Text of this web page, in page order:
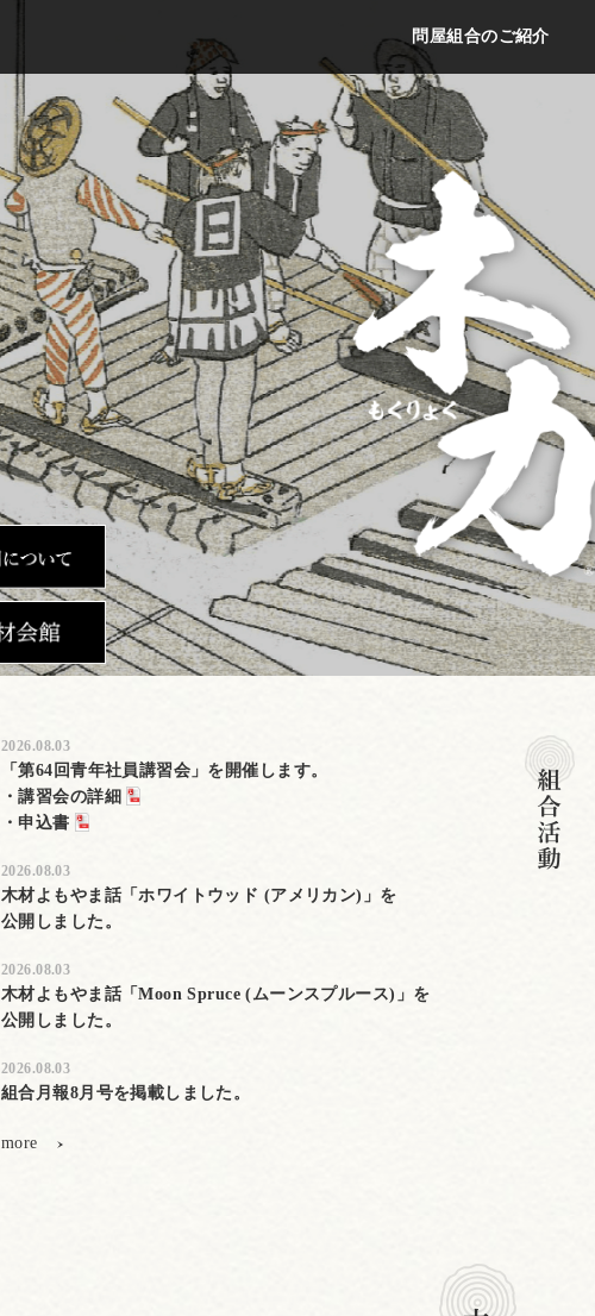
問屋組合のご紹介
2026.08.03
「第64回青年社員講習会」を開催します。
・講習会の詳細
・申込書
2026.08.03
木材よもやま話「ホワイトウッド (アメリカン)」を
公開しました。
2026.08.03
木材よもやま話「Moon Spruce (ムーンスプルース)」を
公開しました。
2026.08.03
組合月報8月号を掲載しました。
more